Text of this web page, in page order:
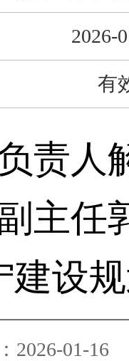
2026-
有
责人
主任
建设
2026-01-16